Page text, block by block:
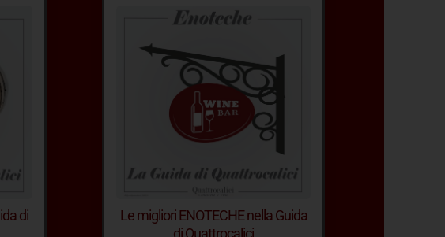
di
Le migliori ENOTECHE nella Guida
di Quattrocalici